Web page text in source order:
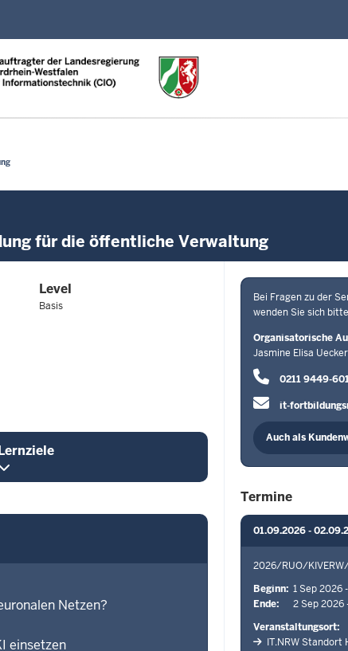
für die öffentliche Verwaltung
Level
Basis
Netzen?
einsetzen
Bei Fragen zu der
wenden Sie sich
Organisatorische
Jasmine Elisa
0211 9449-
it-
Auch als
Termine
01.09.2026 -
2026/RUO/
Beginn 1 Sep 2026
Ende
2 Sep 2026
Veranstaltungsort
IT.NRW Standort